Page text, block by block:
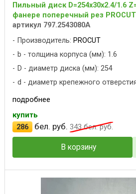
Пильный диск D=254x30x2.4/1.6
фанере поперечный рез PROCUT
артикул 797.2543080A
Производитель: PROCUT
b - толщина корпуса (мм): 1.6
D - диаметр диска (мм): 254
d - диаметр крепежного
подробнее
купить
286
бел. руб. 343бел. руб.
В корзину